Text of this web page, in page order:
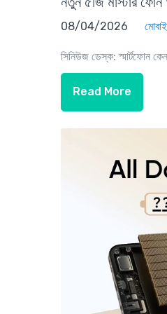
08/04/2026
সিনিউজ ডেস্ক: স্মার্টফোন
Read More